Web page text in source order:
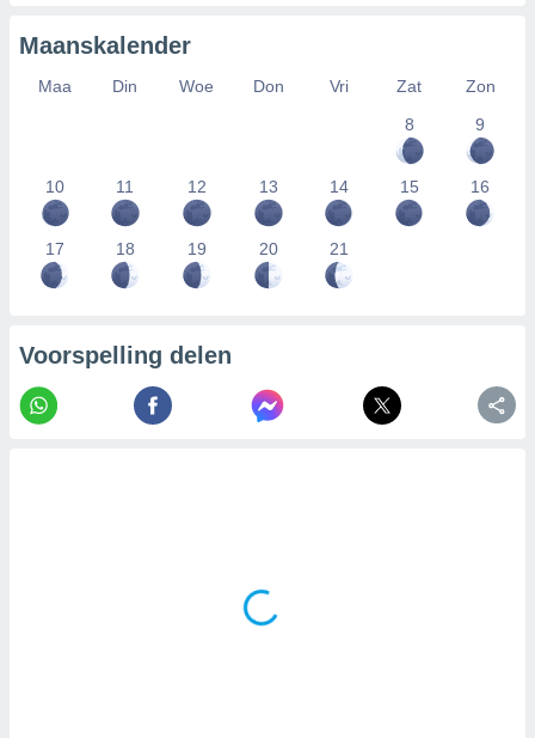
Maanskalender
Maa Din Woe Don Vri Zat
Zon
8
9
10 11 12 13 14 15 16
17 18 19 20 21
Voorspelling delen